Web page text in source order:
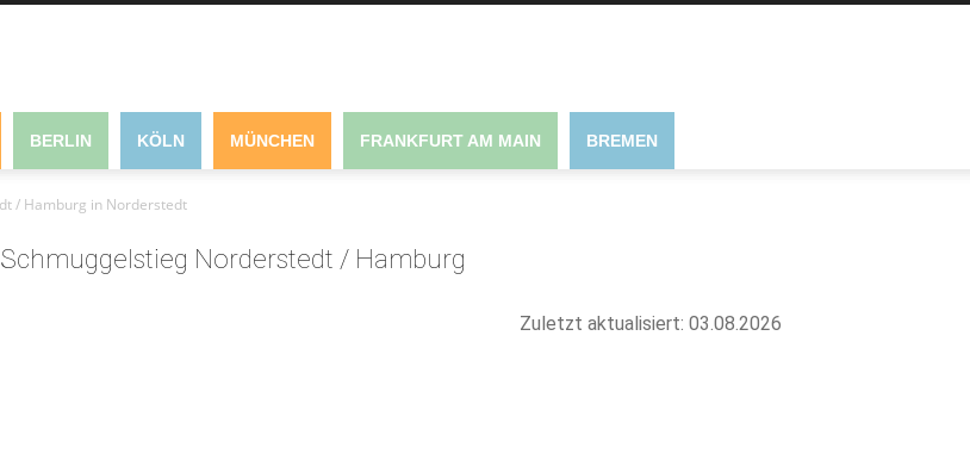
BERLIN KÖLN MÜNCHEN FRANKFURT AM MAIN BREMEN
/ Hamburg in Norderstedt
Norderstedt / Hamburg
Zuletzt aktualisiert: 03.08.2026